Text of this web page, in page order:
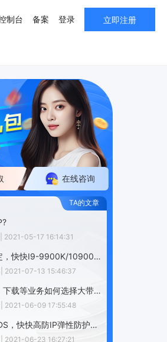
制台 备案 登录 立即注册
在线咨询
2021-05-17 16:14:31
追求高配稳定，快快I9-9900K/10900K水冷服务器永不止步103.8.221.11
| 2021-07-13 15:46:37
点播、直播、下载等业务如何选择大带宽机器？27.159.94.23
| 2021-06-09 17:55:48
中国航天YYDS，快快高防IP弹性防护，为您分忧解难45.113.202.23
2021-06-23 16:27:21